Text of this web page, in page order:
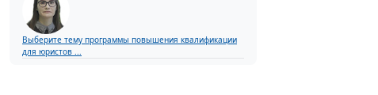
Выберите тему программы повышения квалификации
для юристов ...